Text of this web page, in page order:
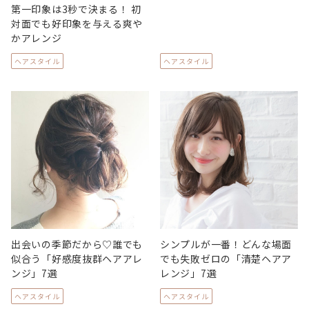
第一印象は3秒で決まる！ 初
対面でも好印象を与える爽や
かアレンジ
ヘアスタイル ヘアスタイル
出会いの季節だから♡誰でも
似合う「好感度抜群ヘアアレ
ンジ」7選
ヘアスタイル
シンプルが一番！どんな場面
でも失敗ゼロの「清楚ヘアア
レンジ」7選
ヘアスタイル